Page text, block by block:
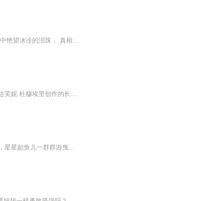
死亡与背叛，出卖与被出卖。 是传说的恶鬼抑或不堪的人心，阳光下翩跹起舞的彩蝶，暗夜中绝望冰冷的泪珠， 真相，是否来得太迟？ 十个好朋友到蝴蝶谷度假，恰好遇上道路塌方，十人被困蝴蝶谷。在度假别墅，各种怪事层出不穷，似乎是闹鬼，又似乎是人为。十...
每天有更新，小伙伴助力支持哦！！加油有动力！！《蝴蝶梦》原名《吕蓓卡》是英国作家达芙妮.杜穆埃里创作的长篇小说。小说一方面缠绵悱恻的怀乡忆旧；另一方面阴森压抑的绝望恐怖，加之全书悬念不断，使该书成为多年畅销不衰的浪漫主义名著。
两位小作者虽然年纪小，但是文笔展现的世界和风采非常丰富深远！夜色很美，月亮船很美，星星如鱼儿一群群游曳其间，美丽的童话世界不仅让孩子们神往，也疗愈着努力活着的每一个人。 作者简介：黄海 2008年出生，蒙古族，海口中学初一学生，中诗网签约作家...